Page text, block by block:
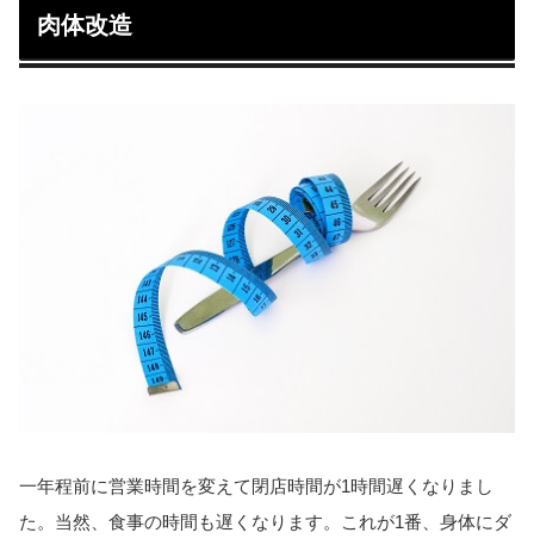
肉体改造
一年程前に営業時間を変えて閉店時間が1時間遅くなりまし
た。当然、食事の時間も遅くなります。これが1番、身体にダ